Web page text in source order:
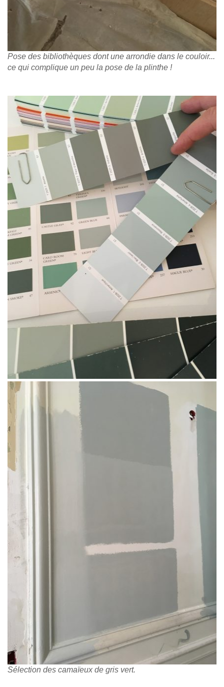
Pose des bibliothèques dont une arrondie dans le couloir...
ce qui complique un peu la pose de la plinthe !
Sélection des camaïeux de gris vert.